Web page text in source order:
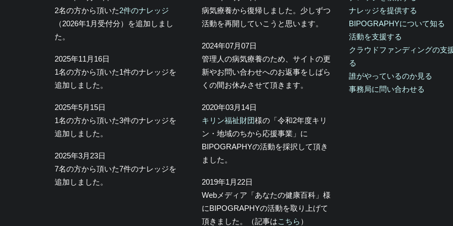
2名の方から頂いた2件のナレッジ
（2026年1月受付分）を追加しまし
た。
2025年11月16日
1名の方から頂いた1件のナレッジを
追加しました。
2025年5月15日
1名の方から頂いた3件のナレッジを
追加しました。
2025年3月23日
7名の方から頂いた7件のナレッジを
追加しました。
病気療養から復帰しました。少しずつ
活動を再開していこうと思います。
2024年07月07日
管理人の病気療養のため、サイトの更
新やお問い合わせへのお返事をしばら
くの間お休みさせて頂きます。
2020年03月14日
キリン福祉財団様の「令和2年度キリ
ン・地域のちから応援事業」に
BIPOGRAPHYの活動を採択して頂き
ました。
2019年1月22日
Webメディア「あなたの健康百科」様
にBIPOGRAPHYの活動を取り上げて
頂きました。（記事はこちら ）
ナレッジを提供する
BIPOGRAPHYについて知る
活動を支援する
クラウドファンディングの支
る
誰がやっているのか見る
事務局に問い合わせる